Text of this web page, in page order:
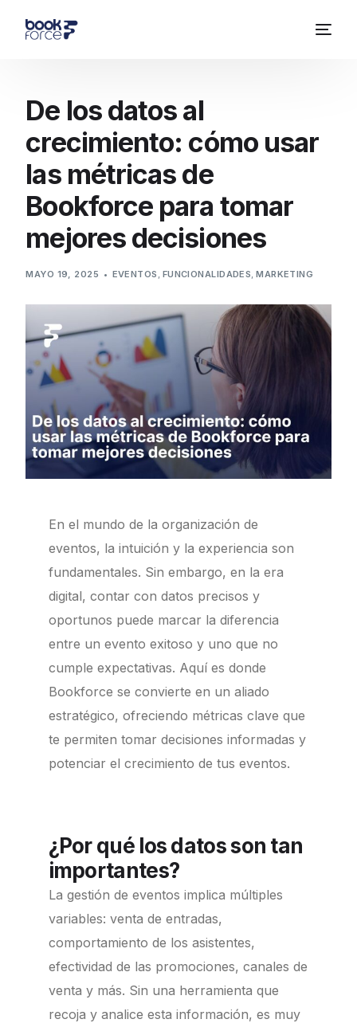
De los datos al
crecimiento: cómo usar
las métricas de
Bookforce para tomar
mejores decisiones
MAYO 19, 2025 EVENTOS , FUNCIONALIDADES,MARKETING
En el mundo de la organización de
eventos, la intuición y la experiencia son
fundamentales. Sin embargo, en la era
digital, contar con datos precisos y
oportunos puede marcar la diferencia
entre un evento exitoso y uno que no
cumple expectativas. Aquí es donde
Bookforce se convierte en un aliado
estratégico, ofreciendo métricas clave que
te permiten tomar decisiones informadas y
potenciar el crecimiento de tus eventos.
¿Por qué los datos son tan
importantes?
La gestión de eventos implica múltiples
variables: venta de entradas,
comportamiento de los asistentes,
efectividad de las promociones, canales de
venta y más. Sin una herramienta que
recoja y analice esta información, es muy